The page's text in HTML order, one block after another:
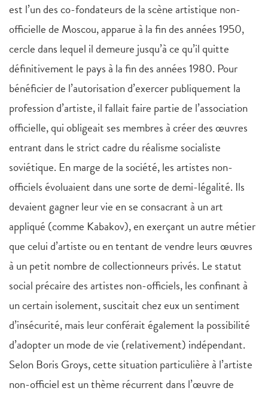
est l’un des co-fondateurs de la scène artistique non-
officielle de Moscou, apparue à la fin des années 1950,
cercle dans lequel il demeure jusqu’à ce qu’il quitte
définitivement le pays à la fin des années 1980. Pour
bénéficier de l’autorisation d’exercer publiquement la
profession d’artiste, il fallait faire partie de l’association
officielle, qui obligeait ses membres à créer des œuvres
entrant dans le strict cadre du réalisme socialiste
soviétique. En marge de la société, les artistes non-
officiels évoluaient dans une sorte de demi-légalité. Ils
devaient gagner leur vie en se consacrant à un art
appliqué (comme Kabakov), en exerçant un autre métier
que celui d’artiste ou en tentant de vendre leurs œuvres
à un petit nombre de collectionneurs privés. Le statut
social précaire des artistes non-officiels, les confinant à
un certain isolement, suscitait chez eux un sentiment
d’insécurité, mais leur conférait également la possibilité
d’adopter un mode de vie (relativement) indépendant.
Selon Boris Groys, cette situation particulière à l’artiste
non-officiel est un thème récurrent dans l’œuvre de